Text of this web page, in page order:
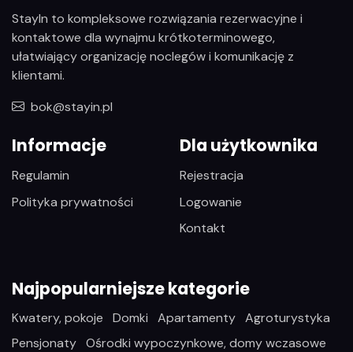
StayIn to kompleksowe rozwiązania rezerwacyjne i
kontaktowe dla wynajmu krótkoterminowego,
ułatwiający organizację noclegów i komunikację z
klientami.
bok@stayin.pl
Informacje
Regulamin
Polityka prywatności
Dla użytkownika
Rejestracja
Logowanie
Kontakt
Najpopularniejsze kategorie
Kwatery, pokoje Domki Apartamenty Agroturystyka
Pensjonaty Ośrodki wypoczynkowe, domy wczasowe